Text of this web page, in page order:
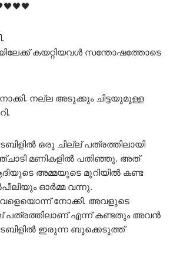
കയറ്റിയവൾ സന്തോഷത്തോടെ
നല്ല അടുക്കും ചിട്ടയുമുള്ള
ഒരു ചില്ല് പത്രത്തിലായി
മണികളിൽ പതിഞ്ഞു. അത്
അമ്മയുടെ മുറിയിൽ കണ്ട
ഓർമ്മ വന്നു.
നോക്കി. അവളുടെ
പത്രത്തിലാണ് എന്ന് കണ്ടതും അവൻ
ടേബിളിൽ ഇരുന്ന ബുക്കെടുത്ത്